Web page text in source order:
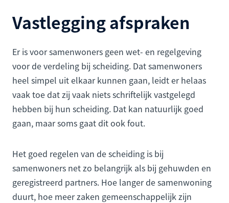
Vastlegging afspraken
Er is voor samenwoners geen wet- en regelgeving
voor de verdeling bij scheiding. Dat samenwoners
heel simpel uit elkaar kunnen gaan, leidt er helaas
vaak toe dat zij vaak niets schriftelijk vastgelegd
hebben bij hun scheiding. Dat kan natuurlijk goed
gaan, maar soms gaat dit ook fout.
Het goed regelen van de scheiding is bij
samenwoners net zo belangrijk als bij gehuwden en
geregistreerd partners. Hoe langer de samenwoning
duurt, hoe meer zaken gemeenschappelijk zijn